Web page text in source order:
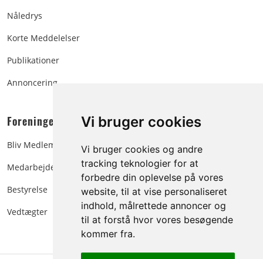
Vi bruger cookies
Vi bruger cookies og andre
tracking teknologier for at
forbedre din oplevelse på vores
website, til at vise personaliseret
indhold, målrettede annoncer og
til at forstå hvor vores besøgende
kommer fra.
Nåledrys
Korte Meddelelser
Publikationer
Annoncering
Foreningen:
Bliv Medlem
Medarbejdere
Bestyrelse
Vedtægter